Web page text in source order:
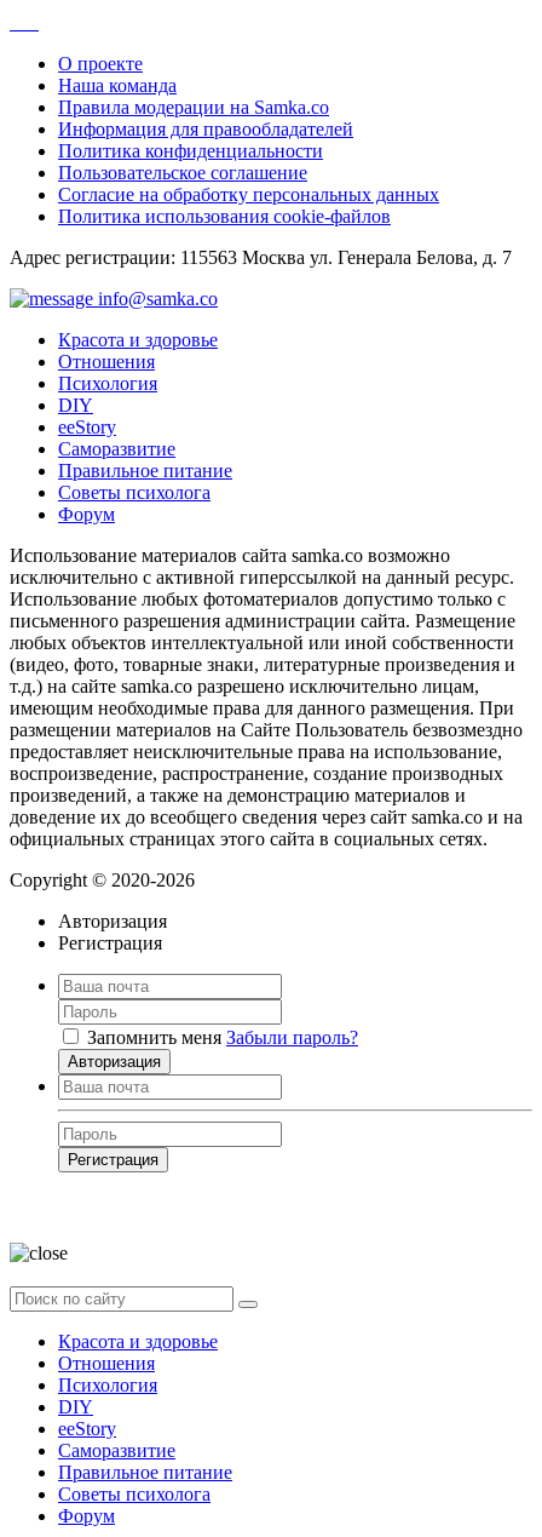
О проекте
Наша команда
Правила модерации на Samka.co
Информация для правообладателей
Политика конфиденциальности
Пользовательское соглашение
Согласие на обработку персональных данных
Политика использования cookie-файлов
Адрес регистрации: 115563 Москва ул. Генерала Белова, д. 7
info@samka.co
Красота и здоровье
Отношения
Психология
DIY
ееStory
Саморазвитие
Правильное питание
Советы психолога
Форум
Использование материалов сайта samka.co возможно
исключительно с активной гиперссылкой на данный ресурс.
Использование любых фотоматериалов допустимо только с
письменного разрешения администрации сайта. Размещение
любых объектов интеллектуальной или иной собственности
(видео, фото, товарные знаки, литературные произведения и
т.д.) на сайте samka.co разрешено исключительно лицам,
имеющим необходимые права для данного размещения. При
размещении материалов на Сайте Пользователь безвозмездно
предоставляет неисключительные права на использование,
воспроизведение, распространение, создание производных
произведений, а также на демонстрацию материалов и
доведение их до всеобщего сведения через сайт samka.co и на
официальных страницах этого сайта в социальных сетях.
Copyright © 2020-2026
Авторизация
Регистрация
Запомнить меня Забыли пароль?
Авторизация
Регистрация
Красота и здоровье
Отношения
Психология
DIY
ееStory
Саморазвитие
Правильное питание
Советы психолога
Форум